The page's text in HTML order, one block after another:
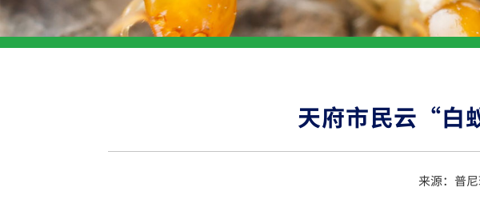
天府市民云“白
来源：普尼